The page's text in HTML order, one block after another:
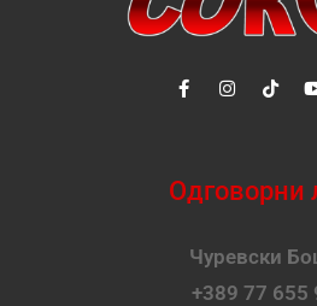
Одговорни
Чуревски
+389 77 655